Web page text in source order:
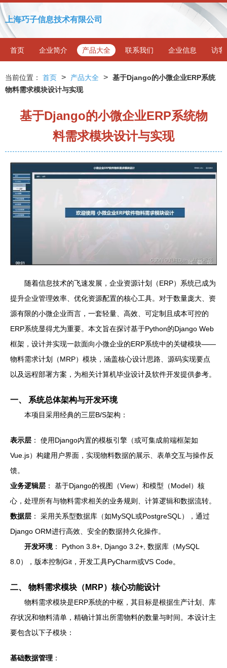
上海巧子信息技术有限公司
首页 企业简介 产品大全 联系我们 企业信息 访客
当前位置： 首页 > 产品大全 > 基于Django的小微企业ERP系统
物料需求模块设计与实现
基于Django的小微企业ERP系统物
料需求模块设计与实现
随着信息技术的飞速发展，企业资源计划（ERP）系统已成为
提升企业管理效率、优化资源配置的核心工具。对于数量庞大、资
源有限的小微企业而言，一套轻量、高效、可定制且成本可控的
ERP系统显得尤为重要。本文旨在探讨基于Python的Django Web
框架，设计并实现一款面向小微企业的ERP系统中的关键模块——
物料需求计划（MRP）模块，涵盖核心设计思路、源码实现要点
以及远程部署方案，为相关计算机毕业设计及软件开发提供参考。
一、 系统总体架构与开发环境
本项目采用经典的三层B/S架构：
表示层 ： 使用Django内置的模板引擎（或可集成前端框架如
Vue.js）构建用户界面，实现物料数据的展示、表单交互与操作反
馈。
业务逻辑层 ： 基于Django的视图（View）和模型（Model）核
心，处理所有与物料需求相关的业务规则、计算逻辑和数据流转。
数据层 ： 采用关系型数据库（如MySQL或PostgreSQL），通过
Django ORM进行高效、安全的数据持久化操作。
开发环境： Python 3.8+, Django 3.2+, 数据库（MySQL
8.0），版本控制Git，开发工具PyCharm或VS Code。
二、 物料需求模块（MRP）核心功能设计
物料需求模块是ERP系统的中枢，其目标是根据生产计划、库
存状况和物料清单，精确计算出所需物料的数量与时间。本设计主
要包含以下子模块：
基础数据管理 ：